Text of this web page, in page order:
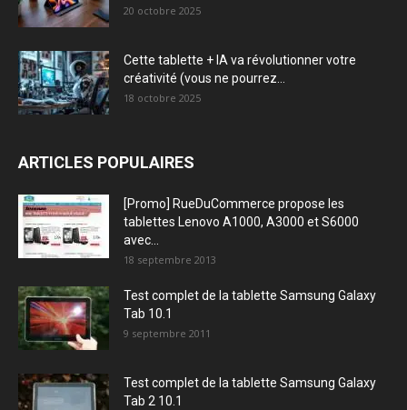
20 octobre 2025
Cette tablette + IA va révolutionner votre
créativité (vous ne pourrez...
18 octobre 2025
ARTICLES POPULAIRES
[Promo] RueDuCommerce propose les
tablettes Lenovo A1000, A3000 et S6000
avec...
18 septembre 2013
Test complet de la tablette Samsung Galaxy
Tab 10.1
9 septembre 2011
Test complet de la tablette Samsung Galaxy
Tab 2 10.1